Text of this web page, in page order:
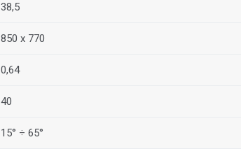
38,5
850 x 770
0,64
40
15° ÷ 65°